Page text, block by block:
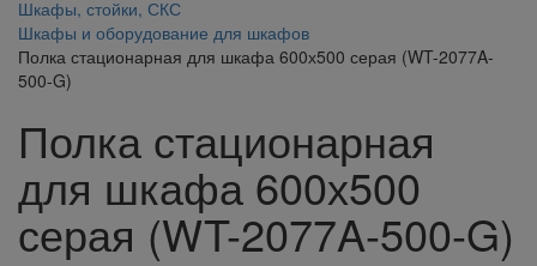
Шкафы, стойки, СКС
Шкафы и оборудование для шкафов
Полка стационарная для шкафа 600х500 серая (WT-2077A-
500-G)
Полка стационарная
для шкафа 600х500
серая (WT-2077A-500-G)